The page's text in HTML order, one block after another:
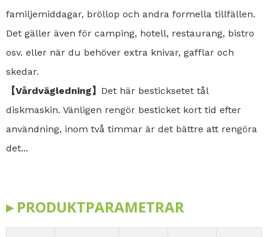
familjemiddagar, bröllop och andra formella tillfällen.
Det gäller även för camping, hotell, restaurang, bistro
osv. eller när du behöver extra knivar, gafflar och
skedar.
【Vårdvägledning】 Det här besticksetet tål
diskmaskin. Vänligen rengör besticket kort tid efter
användning, inom två timmar är det bättre att rengöra
det...
▸ PRODUKTPARAMETRAR